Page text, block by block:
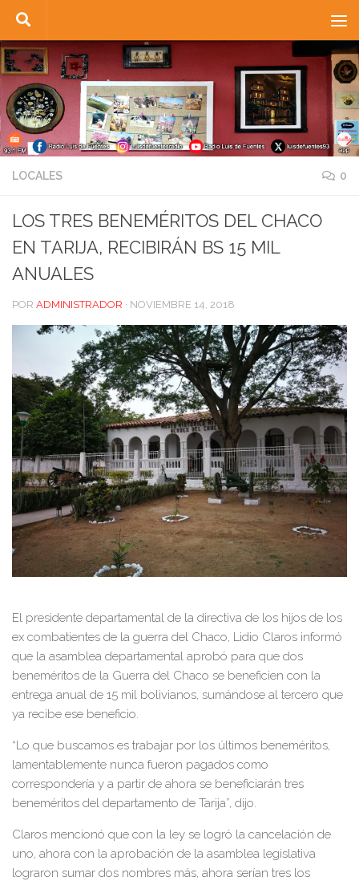
Saltar al contenido
LOCALES 0
LOS TRES BENEMÉRITOS DEL CHACO
EN TARIJA, RECIBIRÁN BS 15 MIL
ANUALES
POR ADMINISTRADOR · NOVIEMBRE 14, 2018
El presidente departamental de la directiva de los hijos de los
ex combatientes de la guerra del Chaco, Lidio Claros informó
que la asamblea departamental aprobó para que dos
beneméritos de la Guerra del Chaco se beneficien con la
entrega anual de 15 mil bolivianos, sumándose al tercero que
ya recibe ese beneficio.
“Lo que buscamos es trabajar por los últimos beneméritos,
lamentablemente nunca fueron pagados como
correspondería y a partir de ahora se beneficiarán tres
beneméritos del departamento de Tarija”, dijo.
Claros mencionó que con la ley se logró la cancelación de
uno, ahora con la aprobación de la asamblea legislativa
lograron sumar dos nombres más, ahora serían tres los